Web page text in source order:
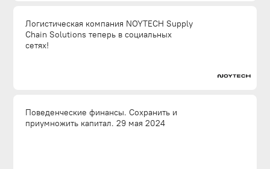
Логистическая компания NOYTECH Supply
Chain Solutions теперь в социальных
сетях!
Поведенческие финансы. Сохранить и
приумножить капитал. 29 мая 2024